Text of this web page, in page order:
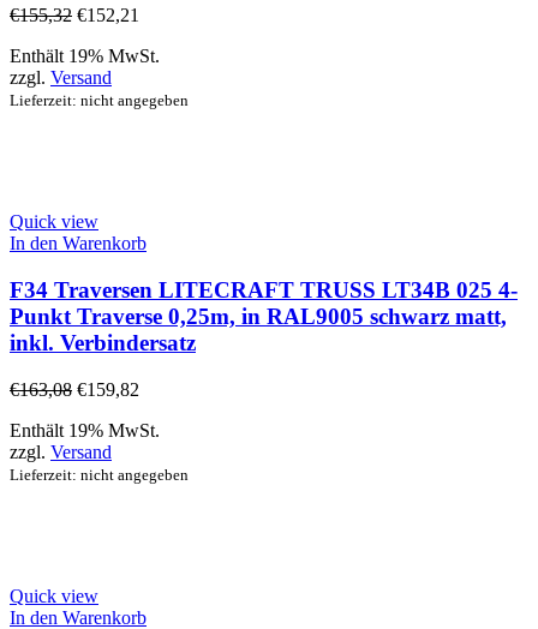
€155,32 €152,21
Enthält 19% MwSt.
zzgl. Versand
Lieferzeit: nicht angegeben
Quick view
In den Warenkorb
F34 Traversen LITECRAFT TRUSS LT34B 025 4-
Punkt Traverse 0,25m, in RAL9005 schwarz matt,
inkl. Verbindersatz
€163,08 €159,82
Enthält 19% MwSt.
zzgl. Versand
Lieferzeit: nicht angegeben
Quick view
In den Warenkorb